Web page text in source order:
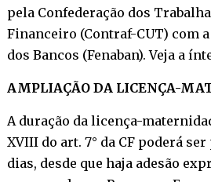
pela Confederação dos
Financeiro (Contraf-CUT) com
dos Bancos (Fenaban). Veja a
AMPLIAÇÃO DA LICENÇA-
A duração da licença-
XVIII do art. 7° da CF poderá
dias, desde que haja adesão